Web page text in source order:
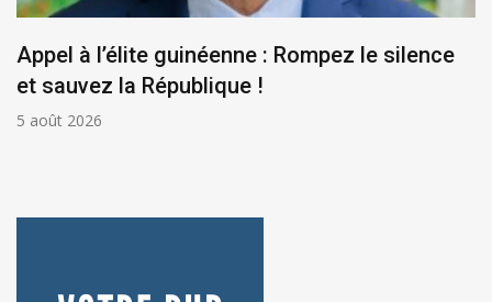
Appel à l’élite guinéenne : Rompez le silence
et sauvez la République !
5 août 2026